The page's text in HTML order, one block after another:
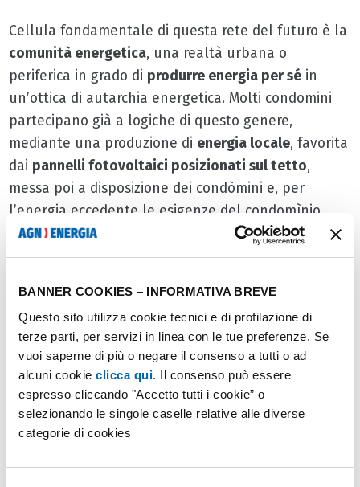
BANNER COOKIES – INFORMATIVA BREVE
Questo sito utilizza cookie tecnici e di profilazione di
terze parti, per servizi in linea con le tue preferenze. Se
vuoi saperne di più o negare il consenso a tutti o ad
alcuni cookie clicca qui. Il consenso può essere
espresso cliccando "Accetto tutti i cookie” o
selezionando le singole caselle relative alle diverse
categorie di cookies
Cellula fondamentale di questa rete del futuro è la
comunità energetica, una realtà urbana o
periferica in grado di produrre energia per séin
un’ottica di autarchia energetica. Molti condomini
partecipano già a logiche di questo genere,
mediante una produzione di energia locale, favorita
dai pannelli fotovoltaici posizionati sul tetto,
messa poi a disposizione dei condòmini e, per
l’energia eccedente le esigenze del condomìnio,
della popolazione che vive in prossimità dello
stabile. Anche i cappotti termici, che riducono la
dell’edificio, e lecolonnine di ricarica per le vetture
elettricheallestite nel cortile rappresentano un
passo importante versol’adozione di soluzioni
energetiche che influiscono positivamente
consumi dell’intera comunità condominiale.